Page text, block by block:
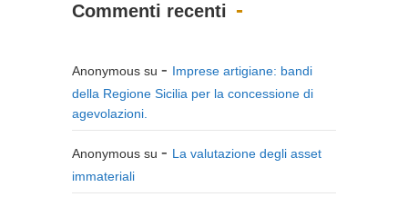
Commenti recenti
Anonymous su
Imprese artigiane: bandi
della Regione Sicilia per la concessione di
agevolazioni.
Anonymous su
La valutazione degli asset
immateriali